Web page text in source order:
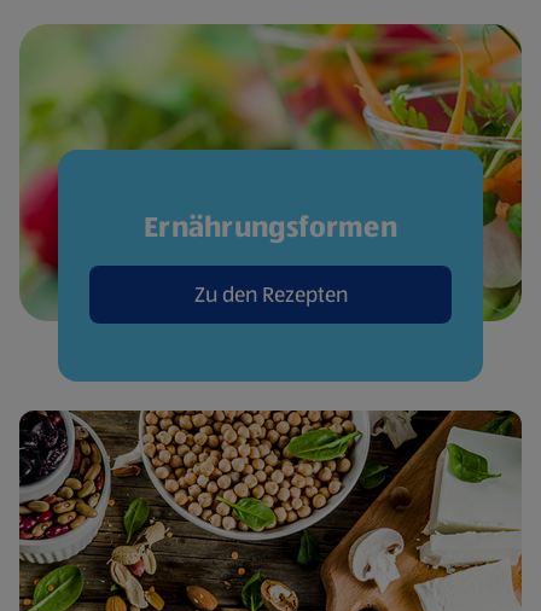
Ernährungsformen
Zu den Rezepten